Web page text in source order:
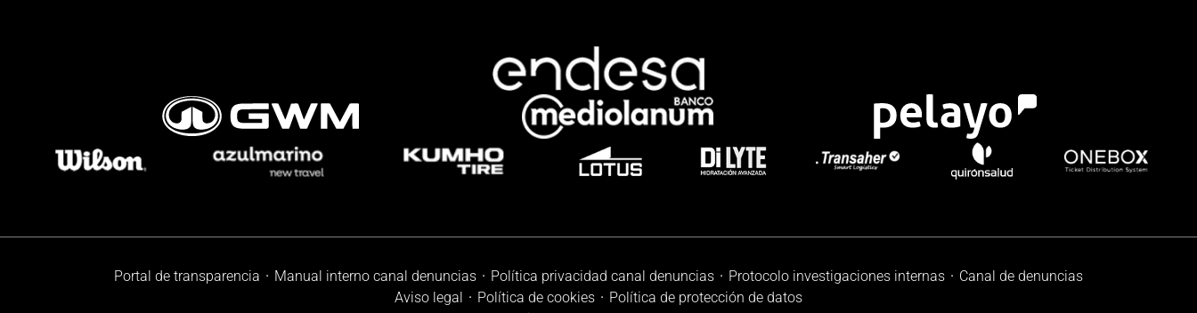
Portal de transparencia Manual interno canal denuncias Política privacidad canal denuncias Protocolo investigaciones internas
Canal de denuncias
Aviso legal
Política de cookies
Política de protección de datos